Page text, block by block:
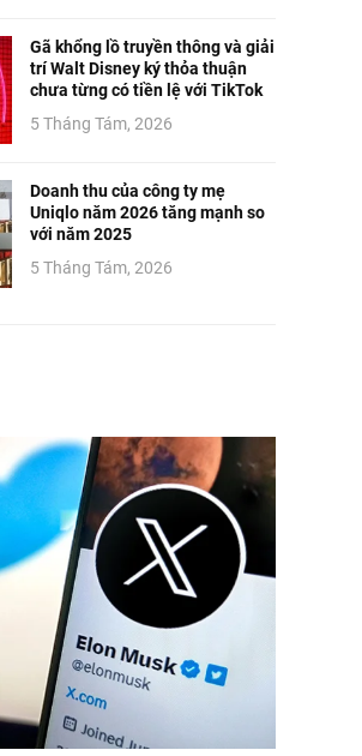
Gã khổng lồ truyền thông và giải
trí Walt Disney ký thỏa thuận
chưa từng có tiền lệ với TikTok
5 Tháng Tám, 2026
Doanh thu của công ty mẹ
Uniqlo năm 2026 tăng mạnh so
với năm 2025
5 Tháng Tám, 2026